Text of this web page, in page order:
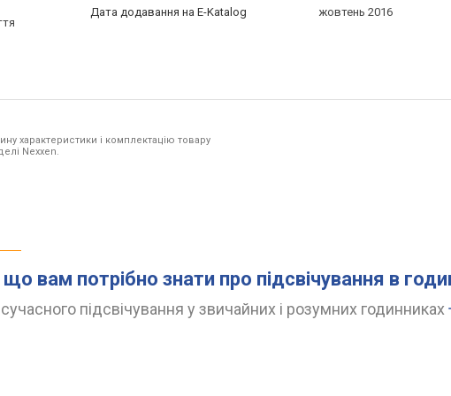
Дата додавання на E-Katalog
жовтень 2016
характеристики і комплектацію товару
Nexxen.
вам потрібно знати про підсвічування в
підсвічування у звичайних і розумних годинниках